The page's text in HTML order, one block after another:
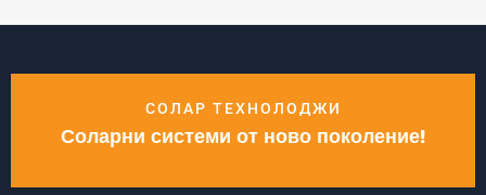
СОЛАР ТЕХНОЛОДЖИ
Соларни системи от ново поколение!